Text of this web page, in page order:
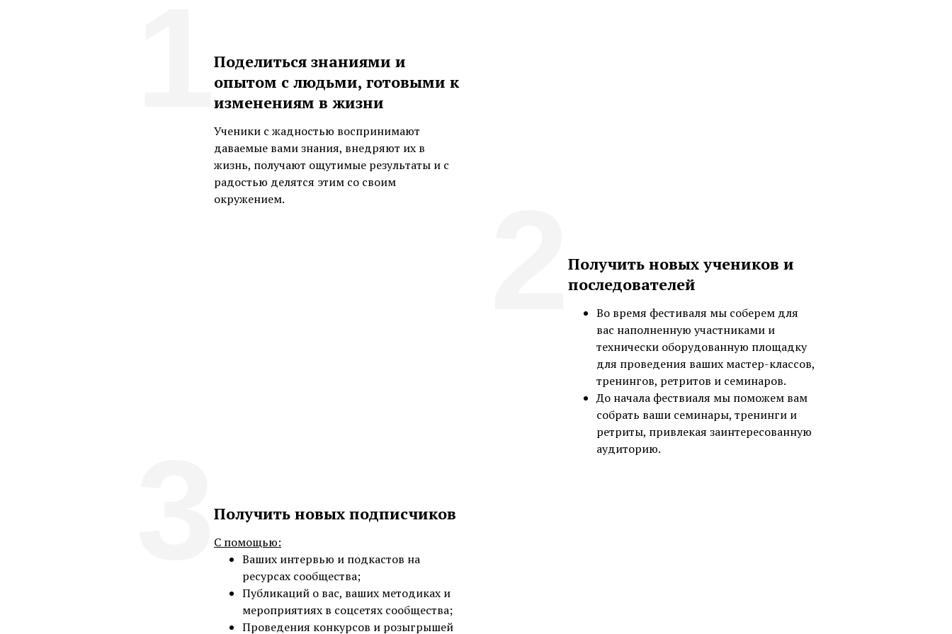
Поделиться знаниями и
опытом с людьми, готовыми к
изменениям в жизни
Ученики с жадностью воспринимают
даваемые вами знания, внедряют их в
жизнь, получают ощутимые результаты и с
радостью делятся этим со своим
окружением.
1
Получить новых учеников и
последователей
Во время фестиваля мы соберем для
вас наполненную участниками и
технически оборудованную площадку
для проведения ваших мастер-классов,
тренингов, ретритов и семинаров.
До начала фествиаля мы поможем вам
собрать ваши семинары, тренинги и
ретриты, привлекая заинтересованную
аудиторию.
2
Получить новых подписчиков
С помощью:
Ваших интервью и подкастов на
ресурсах сообщества;
Публикаций о вас, ваших методиках и
мероприятиях в соцсетях сообщества;
Проведения конкурсов и розыгрышей
3